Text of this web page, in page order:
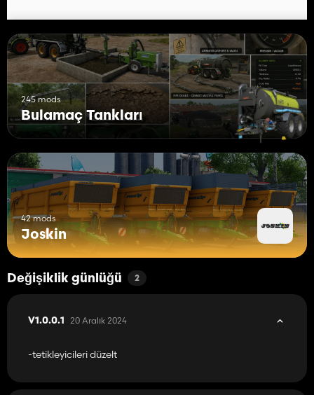
245 mods
Bulamaç Tankları
42 mods
Joskin
Değişiklik günlüğü 2
V1.0.0.1 20 Aralık 2024
-tetikleyicileri düzelt